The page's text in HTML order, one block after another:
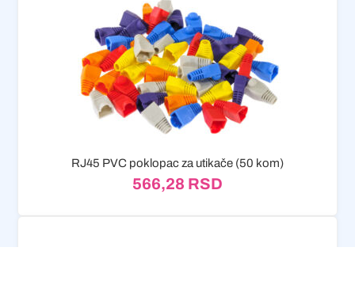
RJ45 PVC poklopac za utikače (50 kom)
566,28 RSD